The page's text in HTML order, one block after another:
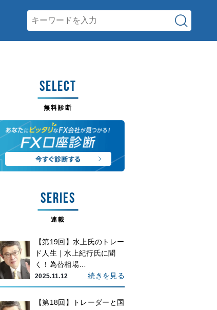
SELECT
無料診断
SERIES
連載
【第19回】水上氏のトレー
ド人生｜水上紀行氏に聞
く！為替相場…
2025.11.12 続きを見る
【第18回】トレーダーと国